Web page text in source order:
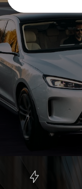
Кредит
ПОЛУЧИТЬ
ПСК от 0,01% до
ставка зависит
взноса и срока
До 7 лет
выбирайте
сумму платежа
на сумму платежа
Мы
с надежными и
чтобы
условия на